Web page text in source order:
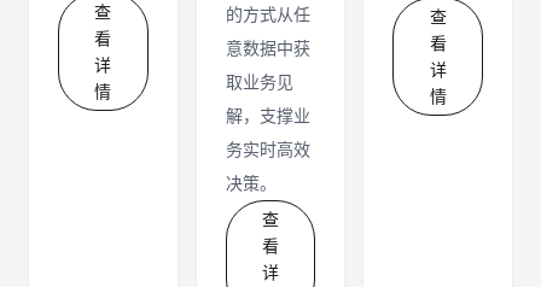
查
看
详
情
的方式从任
意数据中获
取业务见
解，支撑业
务实时高效
决策。
查
看
详
查
看
详
情